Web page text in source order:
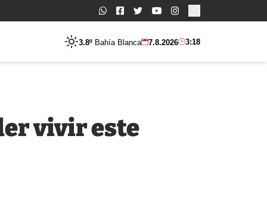
Buscar:
3.8º Bahía Blanca 7.8.2026 3:18
vivir este